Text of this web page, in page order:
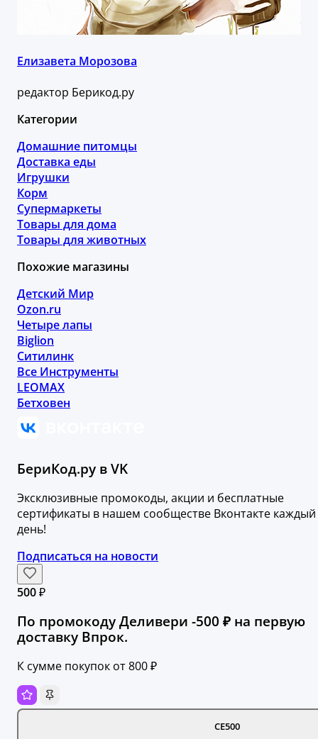
Елизавета Морозова
редактор Берикод.ру
Категории
Домашние питомцы
Доставка еды
Игрушки
Корм
Супермаркеты
Товары для дома
Товары для животных
Похожие магазины
Детский Мир
Ozon.ru
Четыре лапы
Biglion
Ситилинк
Все Инструменты
LEOMAX
Бетховен
БериКод.ру в VK
Эксклюзивные промокоды, акции и бесплатные
сертификаты в нашем сообществе Вконтакте каждый
день!
Подписаться на новости
500 ₽
По промокоду Деливери -500 ₽ на первую
доставку Впрок.
К сумме покупок от 800 ₽
CE500